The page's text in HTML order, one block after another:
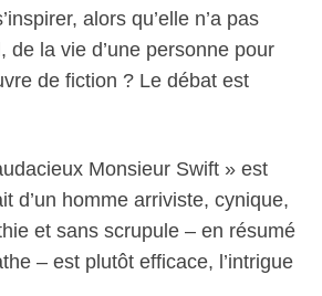
alors qu’elle n’a pas
de la vie d’une personne pour
de fiction ? Le débat est
Monsieur Swift » est
d’un homme arriviste, cynique,
et sans scrupule – en résumé
– est plutôt efficace, l’intrigue